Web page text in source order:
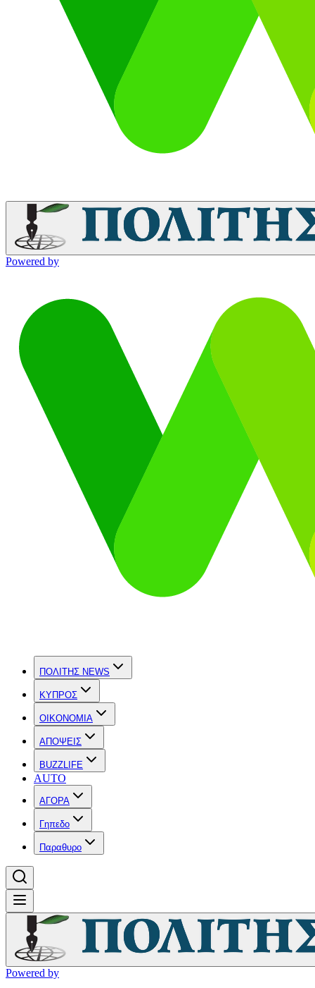
Powered by
ΠΟΛΙΤΗΣ NEWS
ΚΥΠΡΟΣ
OIKONOMIA
ΑΠΟΨΕΙΣ
BUZZLIFE
AUTO
ΑΓΟΡΑ
Γηπεδο
Παραθυρο
Powered by